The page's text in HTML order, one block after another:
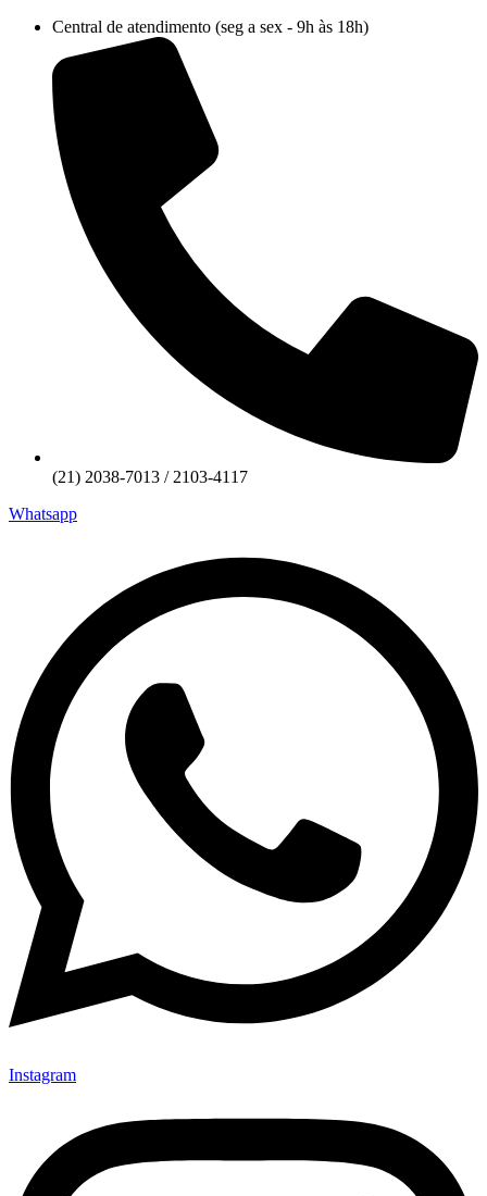
conteúdo
Central de atendimento (seg a sex - 9h às 18h)
(21) 2038-7013 / 2103-4117
Whatsapp
Instagram